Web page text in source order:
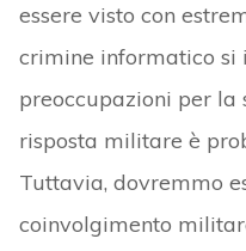
essere visto con
crimine informatico si
preoccupazioni per la
risposta militare è
Tuttavia, dovremmo
coinvolgimento